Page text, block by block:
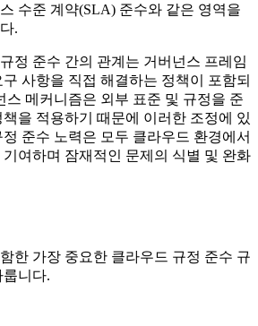
수준 계약(SLA) 준수와 같은 영역을
.
정 준수 간의 관계는 거버넌스 프레임
사항을 직접 해결하는 정책이 포함되
스 메커니즘은 외부 표준 및 규정을 준
을 적용하기 때문에 이러한 조정에 있
준수 노력은 모두 클라우드 환경에서
여하며 잠재적인 문제의 식별 및 완화
한 가장 중요한 클라우드 규정 준수 규
니다.